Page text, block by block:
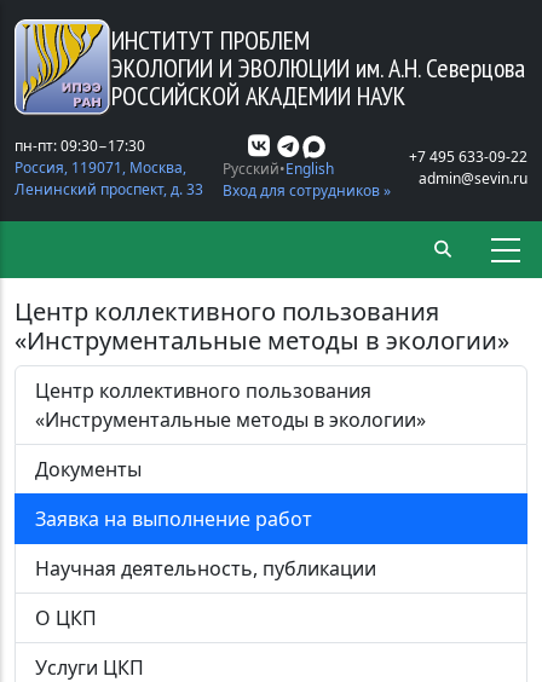
Перейти к основному содержанию
ИНСТИТУТ ПРОБЛЕМ
ЭКОЛОГИИ И ЭВОЛЮЦИИ им. А.Н. Северцова
РОССИЙСКОЙ АКАДЕМИИ НАУК
пн-пт: 09:30−17:30
Россия, 119071, Москва,
Ленинский проспект, д. 33
Русский English
Вход для сотрудников »
+7 495 633-09-22
admin@sevin.ru
Центр коллективного пользования
«Инструментальные методы в экологии»
Центр коллективного пользования
«Инструментальные методы в экологии»
Документы
Заявка на выполнение работ
Научная деятельность, публикации
О ЦКП
Услуги ЦКП